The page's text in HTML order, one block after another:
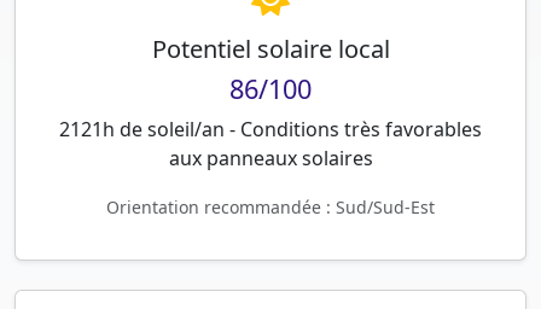
Potentiel solaire local
86/100
2121h de soleil/an - Conditions très favorables
aux panneaux solaires
Orientation recommandée : Sud/Sud-Est